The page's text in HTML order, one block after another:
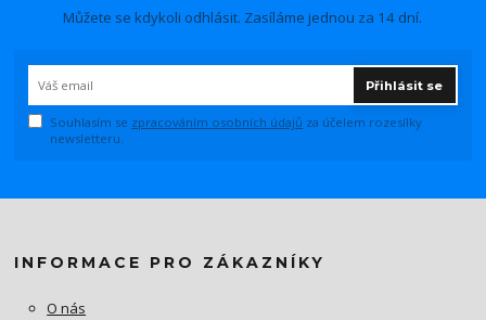
Můžete se kdykoli odhlásit. Zasíláme jednou za 14 dní.
Přihlásit se
Souhlasím se zpracováním osobních údajů za účelem rozesílky
newsletteru.
INFORMACE PRO ZÁKAZNÍKY
O nás